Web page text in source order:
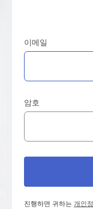
이메일
암호
진행하면 귀하는개인